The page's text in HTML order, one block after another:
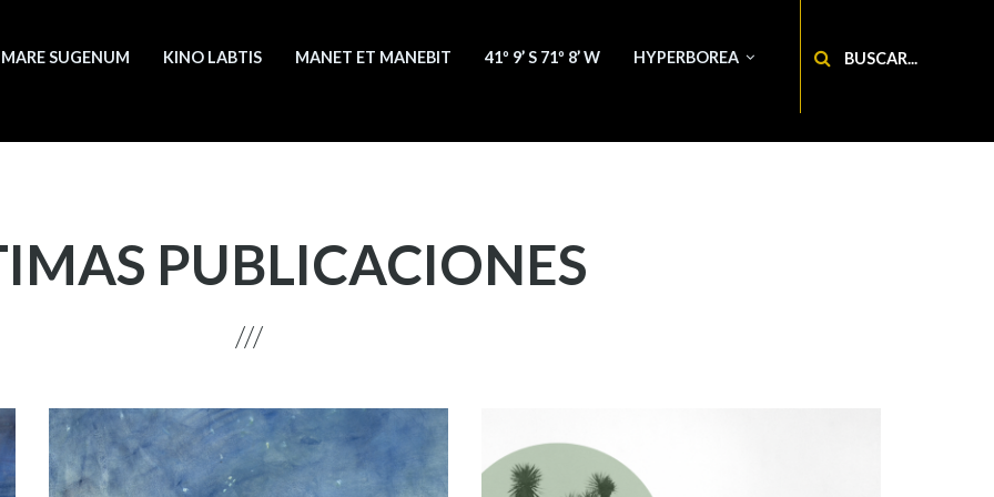
Buscar
MARE SUGENUM KINO LABTIS MANET ET MANEBIT 41º 9’ S 71º 8’ W HYPERBOREA
PUBLICACIONES